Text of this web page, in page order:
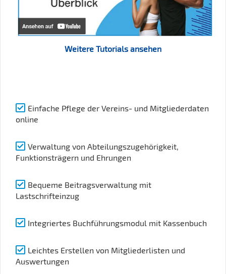
Weitere Tutorials ansehen
Einfache Pflege der Vereins- und Mitgliederdaten
online
Verwaltung von Abteilungszugehörigkeit,
Funktionsträgern und Ehrungen
Bequeme Beitragsverwaltung mit
Lastschrifteinzug
Integriertes Buchführungsmodul mit Kassenbuch
Leichtes Erstellen von Mitgliederlisten und
Auswertungen